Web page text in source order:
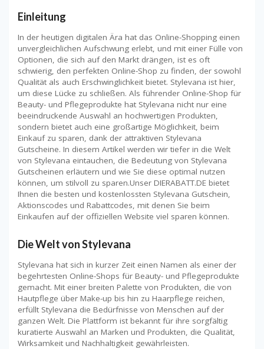
Einleitung
In der heutigen digitalen Ära hat das Online-Shopping einen
unvergleichlichen Aufschwung erlebt, und mit einer Fülle von
Optionen, die sich auf den Markt drängen, ist es oft
schwierig, den perfekten Online-Shop zu finden, der sowohl
Qualität als auch Erschwinglichkeit bietet. Stylevana ist hier,
um diese Lücke zu schließen. Als führender Online-Shop für
Beauty- und Pflegeprodukte hat Stylevana nicht nur eine
beeindruckende Auswahl an hochwertigen Produkten,
sondern bietet auch eine großartige Möglichkeit, beim
Einkauf zu sparen, dank der attraktiven Stylevana
Gutscheine. In diesem Artikel werden wir tiefer in die Welt
von Stylevana eintauchen, die Bedeutung von Stylevana
Gutscheinen erläutern und wie Sie diese optimal nutzen
können, um stilvoll zu sparen.Unser DIERABATT.DE bietet
Ihnen die besten und kostenlossten Stylevana Gutschein,
Aktionscodes und Rabattcodes, mit denen Sie beim
Einkaufen auf der offiziellen Website viel sparen können.
Die Welt von Stylevana
Stylevana hat sich in kurzer Zeit einen Namen als einer der
begehrtesten Online-Shops für Beauty- und Pflegeprodukte
gemacht. Mit einer breiten Palette von Produkten, die von
Hautpflege über Make-up bis hin zu Haarpflege reichen,
erfüllt Stylevana die Bedürfnisse von Menschen auf der
ganzen Welt. Die Plattform ist bekannt für ihre sorgfältig
kuratierte Auswahl an Marken und Produkten, die Qualität,
Wirksamkeit und Nachhaltigkeit gewährleisten.